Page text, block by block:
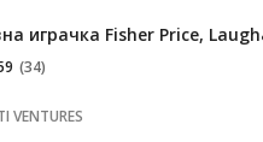
играчка Fisher Price,
(34)
VENTURES